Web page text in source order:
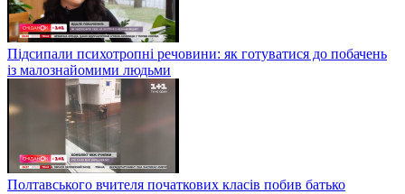
Підсипали психотропні речовини: як готуватися до побачень
із малознайомими людьми
Полтавського вчителя початкових класів побив батько